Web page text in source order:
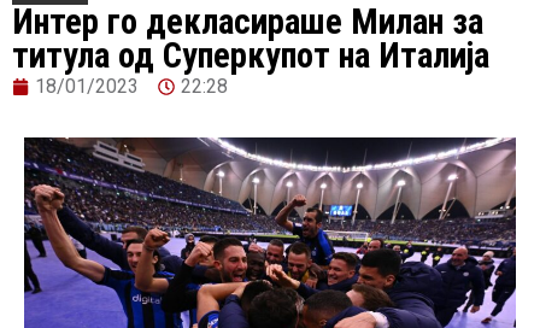
Интер го декласираше Милан за
титула од Суперкупот на Италија
18/01/2023 22:28